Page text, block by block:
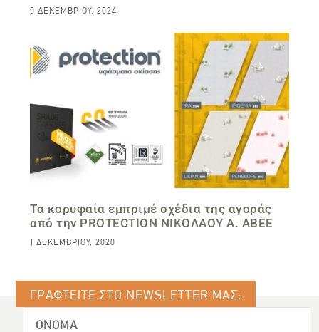
9 ΔΕΚΕΜΒΡΊΟΥ, 2024
Τα κορυφαία εμπριμέ σχέδια της αγοράς
από την PROTECTION ΝΙΚΟΛΑΟΥ Α. ΑΒΕΕ
1 ΔΕΚΕΜΒΡΊΟΥ, 2020
ΓΡΑΦΤΕΙΤΕ ΣΤΟ NEWSLETTER ΜΑΣ: